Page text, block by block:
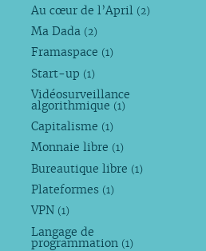
Au cœur de l’April (2)
Ma Dada (2)
Framaspace (1)
Start-up (1)
Vidéosurveillance
algorithmique (1)
Capitalisme (1)
Monnaie libre (1)
Bureautique libre (1)
Plateformes (1)
VPN (1)
Langage de
programmation (1)